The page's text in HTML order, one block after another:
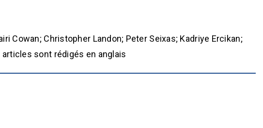
Cowan; Christopher Landon; Peter Seixas; Kadriye Ercikan;
sont rédigés en anglais